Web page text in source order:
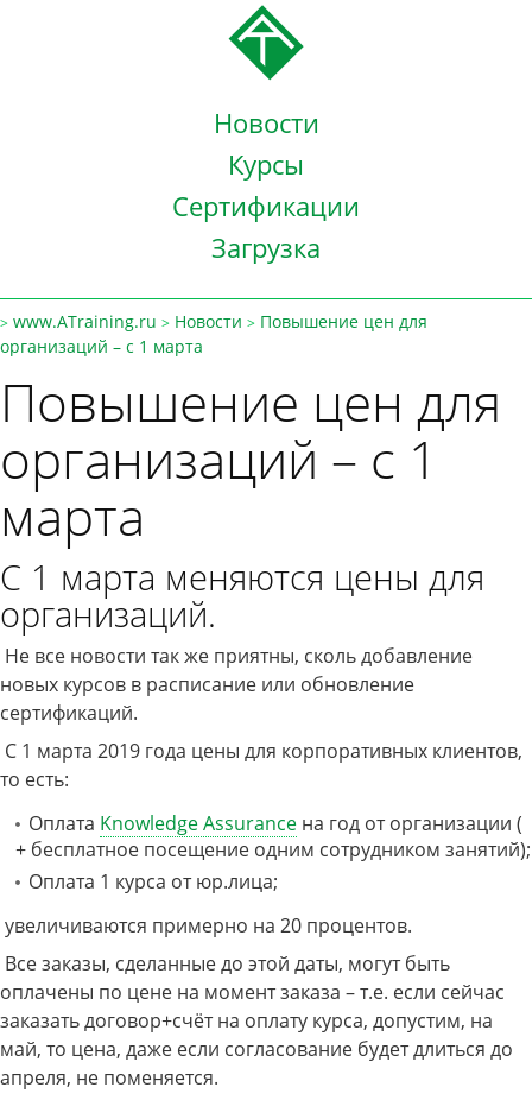
Новости
Курсы
Сертификации
Загрузка
> www.ATraining.ru > Новости > Повышение цен для
организаций – с 1 марта
Повышение цен для
организаций – с 1
марта
С 1 марта меняются цены для
организаций.
Не все новости так же приятны, сколь добавление
новых курсов в расписание или обновление
сертификаций.
С 1 марта 2019 года цены для корпоративных клиентов,
то есть:
Оплата Knowledge Assurance на год от организации (
+ бесплатное посещение одним сотрудником занятий);
Оплата 1 курса от юр.лица;
увеличиваются примерно на 20 процентов.
Все заказы, сделанные до этой даты, могут быть
оплачены по цене на момент заказа – т.е. если сейчас
заказать договор+счёт на оплату курса, допустим, на
май, то цена, даже если согласование будет длиться до
апреля, не поменяется.